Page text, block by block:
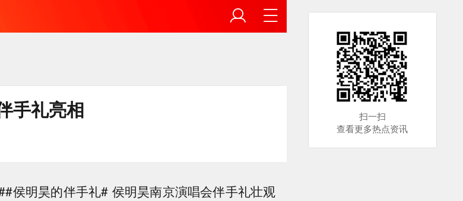
手礼亮相
侯明昊的伴手礼# ​​​侯明昊南京演唱会伴手礼壮观
扫一扫
查看更多热点资讯